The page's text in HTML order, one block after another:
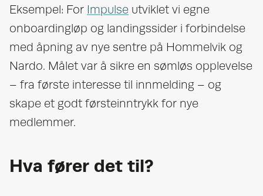
Eksempel: For Impulse utviklet vi egne
onboardingløp og landingssider i forbindelse
med åpning av nye sentre på Hommelvik og
Nardo. Målet var å sikre en sømløs opplevelse
– fra første interesse til innmelding – og
skape et godt førsteinntrykk for nye
medlemmer.
Hva fører det til?